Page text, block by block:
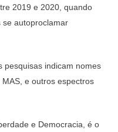
2019 e 2020, quando
se autoproclamar
pesquisas indicam nomes
e outros espectros
e Democracia, é o